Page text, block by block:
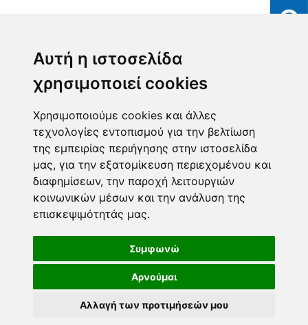
Αυτή η ιστοσελίδα
χρησιμοποιεί cookies
Χρησιμοποιούμε cookies και άλλες
τεχνολογίες εντοπισμού για την βελτίωση
της εμπειρίας περιήγησης στην ιστοσελίδα
μας, για την εξατομίκευση περιεχομένου και
διαφημίσεων, την παροχή λειτουργιών
κοινωνικών μέσων και την ανάλυση της
επισκεψιμότητάς μας.
Συμφωνώ
Αρνούμαι
Αλλαγή των προτιμήσεών μου